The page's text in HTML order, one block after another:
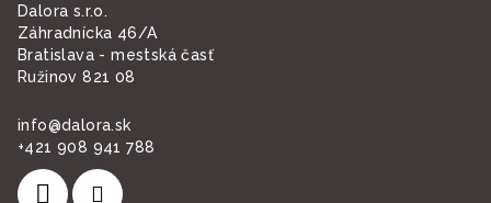
Dalora s.r.o.
Záhradnícka 46/A
Bratislava - mestská časť
Ružinov 821 08
info@dalora.sk
+421 908 941 788